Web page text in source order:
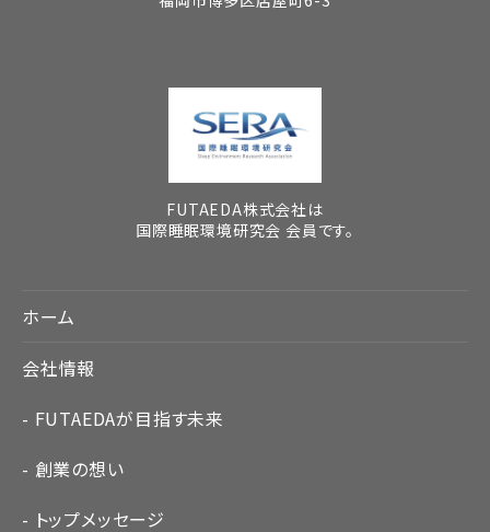
FUTAEDA株式会社は
国際睡眠環境研究会 会員です。
ホーム
会社情報
FUTAEDAが目指す未来
創業の想い
トップメッセージ